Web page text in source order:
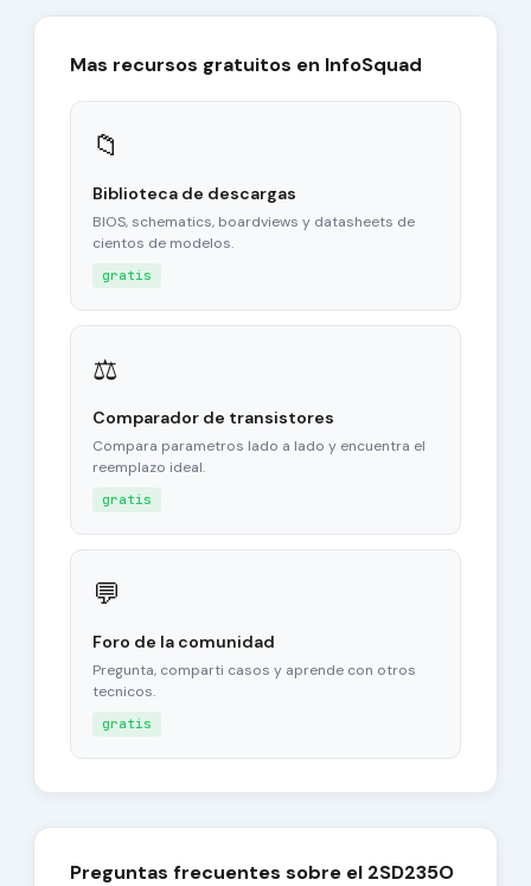
Mas recursos gratuitos en InfoSquad
📁
Biblioteca de descargas
BIOS, schematics, boardviews y datasheets de
cientos de modelos.
gratis
⚖
Comparador de transistores
Compara parametros lado a lado y encuentra el
reemplazo ideal.
gratis
💬
Foro de la comunidad
Pregunta, comparti casos y aprende con otros
tecnicos.
gratis
Preguntas frecuentes sobre el 2SD235O